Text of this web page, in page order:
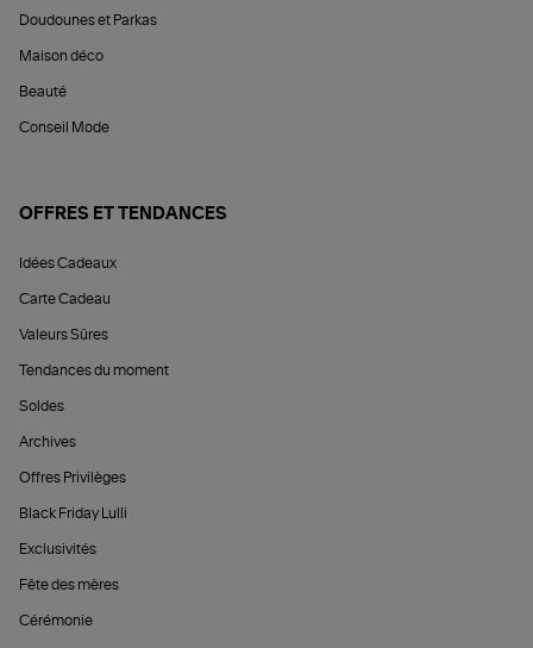
Doudounes et Parkas
Maison déco
Beauté
Conseil Mode
OFFRES ET TENDANCES
Idées Cadeaux
Carte Cadeau
Valeurs Sûres
Tendances du moment
Soldes
Archives
Offres Privilèges
Black Friday Lulli
Exclusivités
Fête des mères
Cérémonie